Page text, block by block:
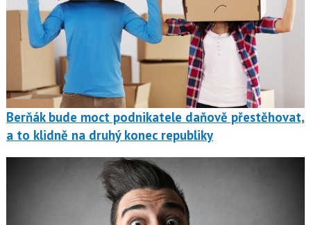
Berňák bude moct podnikatele daňově přestěhovat,
a to klidně na druhý konec republiky